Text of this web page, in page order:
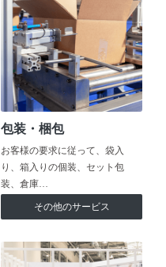
包装・梱包
お客様の要求に従って、袋入
り、箱入りの個装、セット包
装、倉庫…
その他のサービス